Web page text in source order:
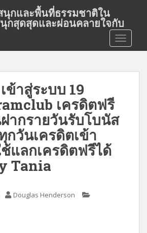
นุกและพื้นที่ธรรมชาติใน
นุกสุดสุดและผ่อนคลายใจกับ
ข้าสู่ระบบ 19
เครดิตฟรี
ากรายวันรับโบนัส
กวันเครดิตเข้า
แลกเครดิตฟรีได้
Tania
Douglas Henderson